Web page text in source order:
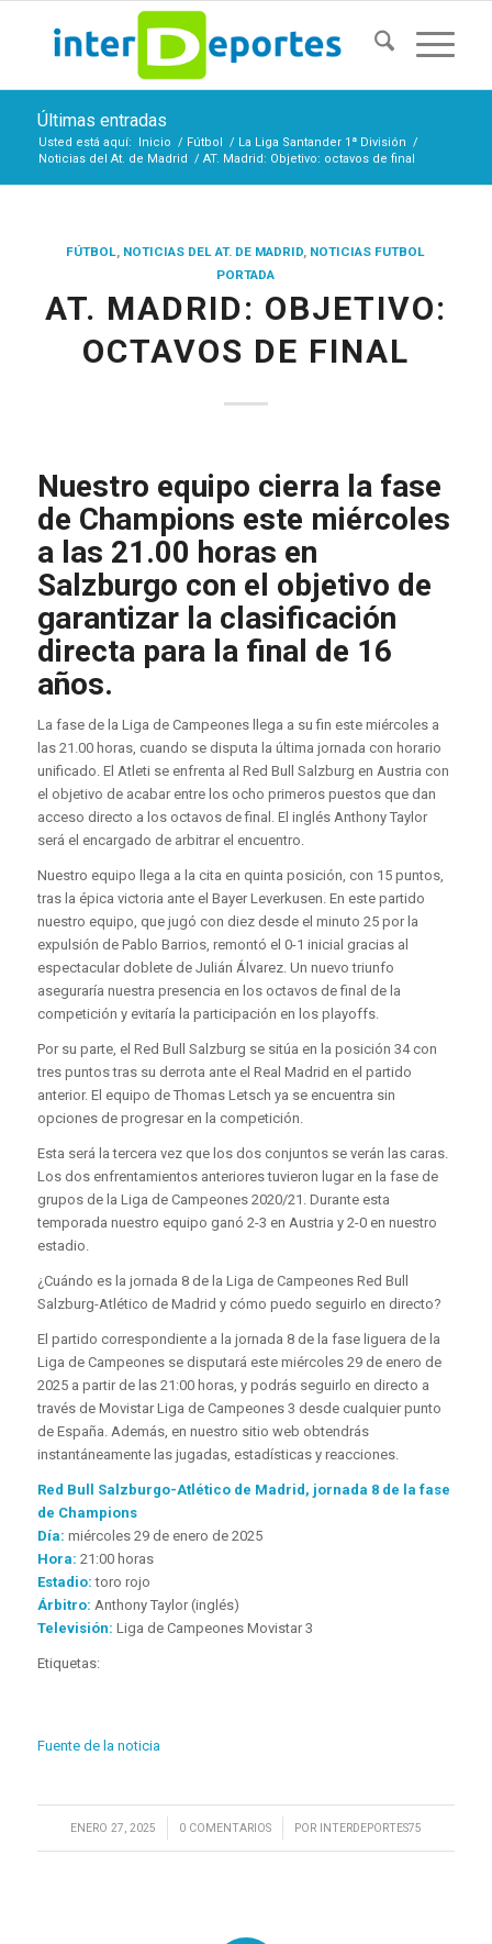
Últimas entradas
Usted está aquí: Inicio / Fútbol / La Liga Santander 1ª División /
Noticias del At. de Madrid / AT. Madrid: Objetivo: octavos de final
FÚTBOL, NOTICIAS DEL AT. DE MADRID, NOTICIAS FUTBOL
PORTADA
AT. MADRID: OBJETIVO:
OCTAVOS DE FINAL
Nuestro equipo cierra la fase
de Champions este miércoles
a las 21.00 horas en
Salzburgo con el objetivo de
garantizar la clasificación
directa para la final de 16
años.
La fase de la Liga de Campeones llega a su fin este miércoles a
las 21.00 horas, cuando se disputa la última jornada con horario
unificado. El Atleti se enfrenta al Red Bull Salzburg en Austria con
el objetivo de acabar entre los ocho primeros puestos que dan
acceso directo a los octavos de final. El inglés Anthony Taylor
será el encargado de arbitrar el encuentro.
Nuestro equipo llega a la cita en quinta posición, con 15 puntos,
tras la épica victoria ante el Bayer Leverkusen. En este partido
nuestro equipo, que jugó con diez desde el minuto 25 por la
expulsión de Pablo Barrios, remontó el 0-1 inicial gracias al
espectacular doblete de Julián Álvarez. Un nuevo triunfo
aseguraría nuestra presencia en los octavos de final de la
competición y evitaría la participación en los playoffs.
Por su parte, el Red Bull Salzburg se sitúa en la posición 34 con
tres puntos tras su derrota ante el Real Madrid en el partido
anterior. El equipo de Thomas Letsch ya se encuentra sin
opciones de progresar en la competición.
Esta será la tercera vez que los dos conjuntos se verán las caras.
Los dos enfrentamientos anteriores tuvieron lugar en la fase de
grupos de la Liga de Campeones 2020/21. Durante esta
temporada nuestro equipo ganó 2-3 en Austria y 2-0 en nuestro
estadio.
¿Cuándo es la jornada 8 de la Liga de Campeones Red Bull
Salzburg-Atlético de Madrid y cómo puedo seguirlo en directo?
El partido correspondiente a la jornada 8 de la fase liguera de la
Liga de Campeones se disputará este miércoles 29 de enero de
2025 a partir de las 21:00 horas, y podrás seguirlo en directo a
través de Movistar Liga de Campeones 3 desde cualquier punto
de España. Además, en nuestro sitio web obtendrás
instantáneamente las jugadas, estadísticas y reacciones.
Red Bull Salzburgo-Atlético de Madrid, jornada 8 de la fase
de Champions
Día: miércoles 29 de enero de 2025
Hora: 21:00 horas
Estadio: toro rojo
Árbitro: Anthony Taylor (inglés)
Televisión: Liga de Campeones Movistar 3
Etiquetas:
Fuente de la noticia
ENERO 27, 2025
/ 0 COMENTARIOS
/ POR INTERDEPORTES75